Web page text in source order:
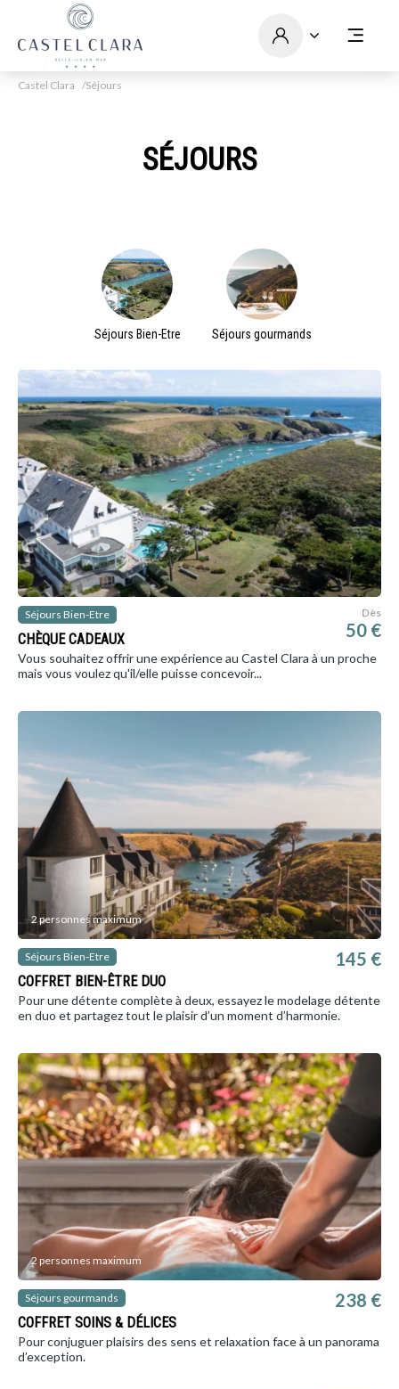
Castel Clara Séjours
SÉJOURS
Séjours Bien-Etre Séjours gourmands
Séjours Bien-Etre
CHÈQUE CADEAUX
Dès
50 €
Vous souhaitez offrir une expérience au Castel Clara à un proche
mais vous voulez qu'il/elle puisse concevoir...
2 personnes maximum
Séjours Bien-Etre
COFFRET BIEN-ÊTRE DUO
145 €
Pour une détente complète à deux, essayez le modelage détente
en duo et partagez tout le plaisir d’un moment d’harmonie.
2 personnes maximum
Séjours gourmands
COFFRET SOINS & DÉLICES
238 €
Pour conjuguer plaisirs des sens et relaxation face à un panorama
d’exception.